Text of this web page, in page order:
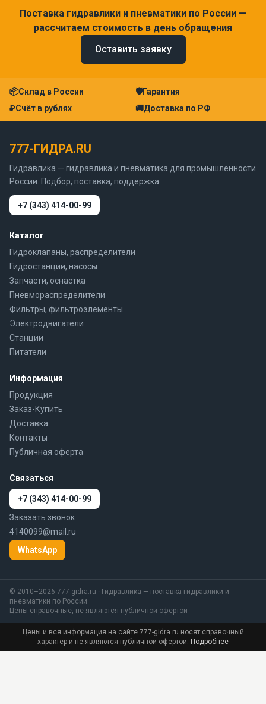
Поставка гидравлики и пневматики по России —
рассчитаем стоимость в день обращения
Оставить заявку
📦Склад в России 🛡Гарантия
₽Счёт в рублях 🚚Доставка по РФ
777-ГИДРА.RU
Гидравлика — гидравлика и пневматика для промышленности
России. Подбор, поставка, поддержка.
+7 (343) 414-00-99
Каталог
Гидроклапаны, распределители
Гидростанции, насосы
Запчасти, оснастка
Пневмораспределители
Фильтры, фильтроэлементы
Электродвигатели
Станции
Питатели
Информация
Продукция
Заказ-Купить
Доставка
Контакты
Публичная оферта
Связаться
+7 (343) 414-00-99
Заказать звонок
4140099@mail.ru
WhatsApp
© 2010–2026 777-gidra.ru · Гидравлика — поставка гидравлики и
пневматики по России
Цены справочные, не являются публичной офертой
Цены и вся информация на сайте 777-gidra.ru носят справочный
характер и не являются публичной офертой. Подробнее